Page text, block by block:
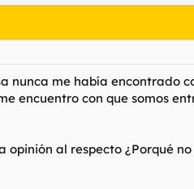
nunca me había encontrado
encuentro con que somos
al respecto ¿Porqué